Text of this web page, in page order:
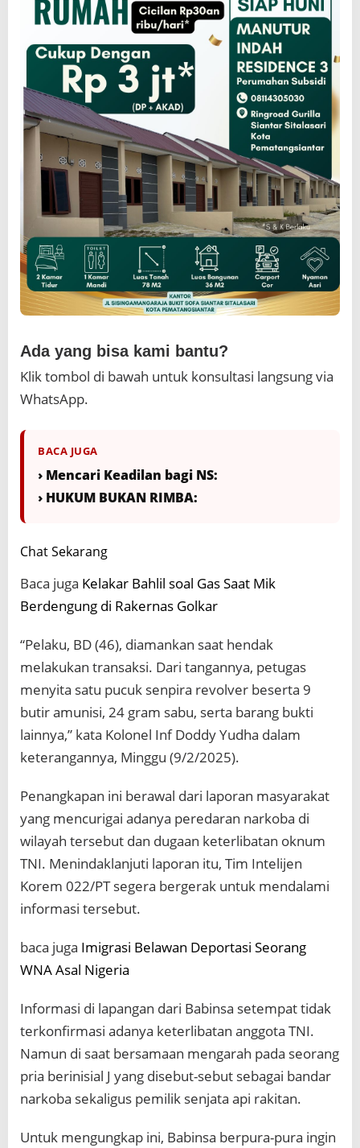
Ada yang bisa kami bantu?
Klik tombol di bawah untuk konsultasi langsung via
WhatsApp.
BACA JUGA
› Mencari Keadilan bagi NS:
› HUKUM BUKAN RIMBA:
Chat Sekarang
Baca juga Kelakar Bahlil soal Gas Saat Mik
Berdengung di Rakernas Golkar
“Pelaku, BD (46), diamankan saat hendak
melakukan transaksi. Dari tangannya, petugas
menyita satu pucuk senpira revolver beserta 9
butir amunisi, 24 gram sabu, serta barang bukti
lainnya,” kata Kolonel Inf Doddy Yudha dalam
keterangannya, Minggu (9/2/2025).
Penangkapan ini berawal dari laporan masyarakat
yang mencurigai adanya peredaran narkoba di
wilayah tersebut dan dugaan keterlibatan oknum
TNI. Menindaklanjuti laporan itu, Tim Intelijen
Korem 022/PT segera bergerak untuk mendalami
informasi tersebut.
baca juga Imigrasi Belawan Deportasi Seorang
WNA Asal Nigeria
Informasi di lapangan dari Babinsa setempat tidak
terkonfirmasi adanya keterlibatan anggota TNI.
Namun di saat bersamaan mengarah pada seorang
pria berinisial J yang disebut-sebut sebagai bandar
narkoba sekaligus pemilik senjata api rakitan.
Untuk mengungkap ini, Babinsa berpura-pura ingin